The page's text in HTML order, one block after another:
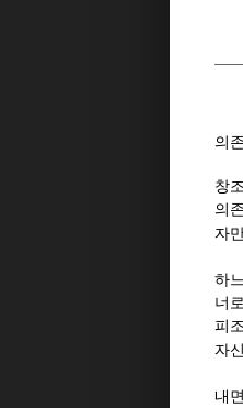
의
창
의
자
하
너
피
자
내